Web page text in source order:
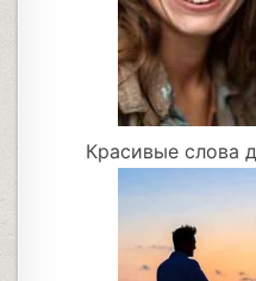
Красивые слова